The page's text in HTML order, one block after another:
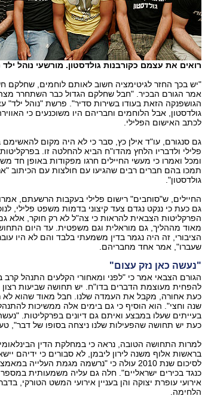
רואים את עצמם כקורבנות גולדסטון. מורשעי נוהל ילד
"יש בכך החזר לגיטימציה חשוב לאותם לוחמים, שחלקם
אמר הגורם הבכיר. "חבל שחלקם הגדול כבר השתחרר
הגושפנקה הזאת בעודו בשירות סדיר". פרשת "נוהל ילד"
גולדסטון, אבל הלוחמים וחבריהם היו משוכנעים כי
לכתב האישום הפלילי.
גם סנגורם, עו"ד אילן כץ, סבר כי לא היה מקום
פלילי ולדבריו הלחץ מהדו"ח הביא להחלטה זו.
ומכל ואמרו כי מעשי החיילים חרגו מפקודות באופן חד
תמכו בהם חברים רבים שהגיעו עם חולצות עם הכיתוב
גולדסטון".
החיילים, ש"סוחבים" רישום פלילי בעקבות הרשעתם,
גם כעת כי ננקט נגדם צעד קיצוני בדמות משפט פלילי,
הפרקליטות הצבאית להראות כי צה"ל לא רק חוקר, אלא
מאוד מההליך, גם מוראלית וגם משפטית. עד היום
הציבורי, זה היה נגמר בדין משמעתי בלבד והם לא היו
שעברו", אמר אחד מחבריהם.
"נעשה כאן נזק עצום"
הגורם הצבאי אמר כי "לפני ומאחורי הקלעים התנהל
להפחית מעוצמת הדברים בדו"ח. יש תחושה שביעות
כעת אחורה, מקבל את העמדה שלנו. חבל מאוד שהוא לא
שנה וחצי". הוא הוסיף כי גם בימים אלה ממשיכות
בעייתים שעלו במבצע ואיתם גם דיונים בפרקליטות.
כעת יש תחושה שהפעילות שלנו ניצחה בסופו של דבר",
למרות התחושה הטובה, נראה כי במחלקת הדין
בראשות אלוף משנה לירון ליבמן, לא סבורים כי ידיהם
לסיכום שנת 2010 עולה כי "נרשמה מגמת העלייה
כנגד בכירים ישראליים". חלה גם עליה משמעותית במספר
אירועי עופרת יצוקה והן בעניין אירועי המשט הטורקי,
הלחימה.